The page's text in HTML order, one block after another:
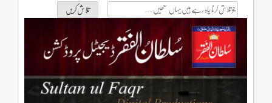
تلاش
چاہ
ہیں
لکھیں